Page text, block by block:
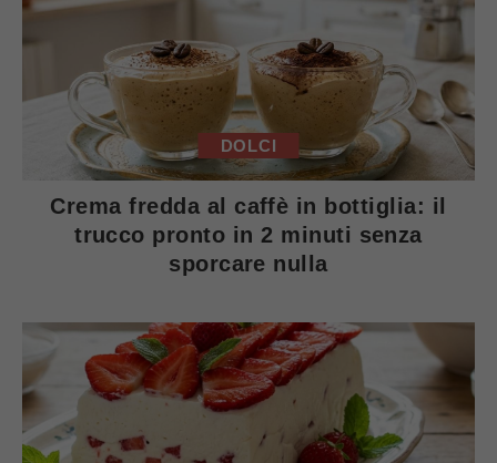
DOLCI
Crema fredda al caffè in bottiglia: il
trucco pronto in 2 minuti senza
sporcare nulla